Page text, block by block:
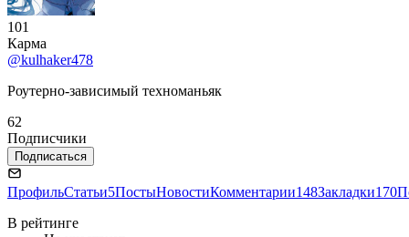
101
Карма
@kulhaker478
Роутерно-зависимый техноманьяк
62
Подписчики
Подписаться
ПрофильСтатьи5ПостыНовостиКомментарии148Закладки170
В рейтинге